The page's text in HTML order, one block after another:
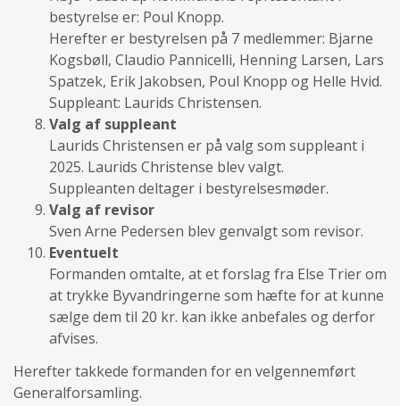
bestyrelse er: Poul Knopp.
Herefter er bestyrelsen på 7 medlemmer: Bjarne
Kogsbøll, Claudio Pannicelli, Henning Larsen, Lars
Spatzek, Erik Jakobsen, Poul Knopp og Helle Hvid.
Suppleant: Laurids Christensen.
Valg af suppleant
Laurids Christensen er på valg som suppleant i
2025. Laurids Christense blev valgt.
Suppleanten deltager i bestyrelsesmøder.
Valg af revisor
Sven Arne Pedersen blev genvalgt som revisor.
Eventuelt
Formanden omtalte, at et forslag fra Else Trier om
at trykke Byvandringerne som hæfte for at kunne
sælge dem til 20 kr. kan ikke anbefales og derfor
afvises.
Herefter takkede formanden for en velgennemført
Generalforsamling.